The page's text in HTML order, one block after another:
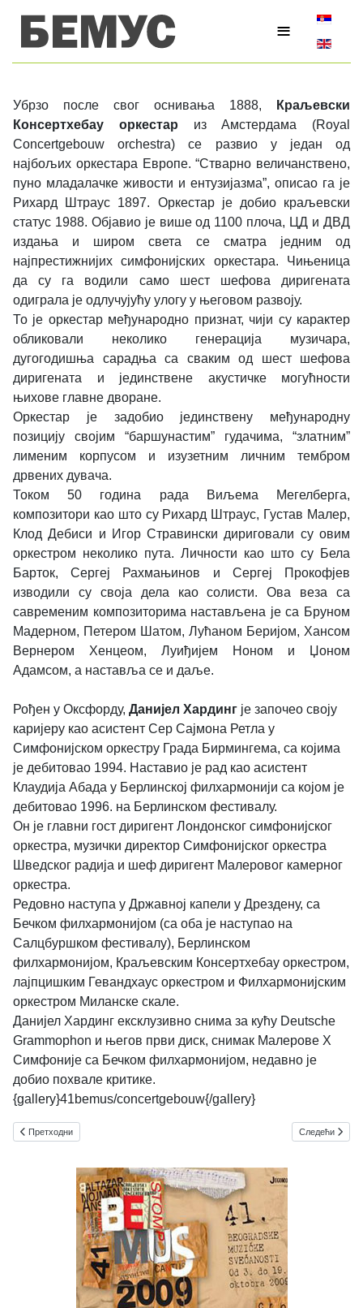
≡
Убрзо после свог оснивања 1888,
Краљевски
Консертхебау оркестар из Амстердама (Royal
Concertgebouw orchestra) се развио у један од
најбољих оркестара Европе. “Стварно величанствено,
пуно младалачке живости и ентузијазма”, описао га је
Рихард Штраус 1897. Оркестар је добио краљевски
статус 1988. Објавио је више од 1100 плоча, ЦД и ДВД
издања и широм света се сматра једним од
најпрестижнијих симфонијских оркестара. Чињеница
да су га водили само шест шефова диригената
одиграла је одлучујућу улогу у његовом развоју.
То је оркестар међународно признат, чији су карактер
обликовали неколико генерација музичара,
дугогодишња сарадња са сваким од шест шефова
диригената и јединствене акустичке могућности
њихове главне дворане.
Оркестар је задобио јединствену међународну
позицију својим “баршунастим” гудачима, “златним”
лименим корпусом и изузетним личним тембром
дрвених дувача.
Током 50 година рада Виљема Мегелберга,
композитори као што су Рихард Штраус, Густав Малер,
Клод Дебиси и Игор Стравински дириговали су овим
оркестром неколико пута. Личности као што су Бела
Барток, Сергеј Рахмањинов и Сергеј Прокофјев
изводили су своја дела као солисти. Ова веза са
савременим композиторима настављена је са Бруном
Мадерном, Петером Шатом, Лућаном Беријом, Хансом
Вернером Хенцеом, Луиђијем Ноном и Џоном
Адамсом, а наставља се и даље.
Рођен у Оксфорду, Данијел Хардинг је започео своју
каријеру као асистент Сер Сајмона Ретла у
Симфонијском оркестру Града Бирмингема, са којима
је дебитовао 1994. Наставио је рад као асистент
Клаудија Абада у Берлинској филхармонији са којом је
дебитовао 1996. на Берлинском фестивалу.
Он је главни гост диригент Лондонског симфонијског
оркестра, музички директор Симфонијског оркестра
Шведског радија и шеф диригент Малеровог камерног
оркестра.
Редовно наступа у Државној капели у Дрездену, са
Бечком филхармонијом (са оба је наступао на
Салцбуршком фестивалу), Берлинском
филхармонијом, Краљевским Консертхебау оркестром,
лајпцишким Гевандхаус оркестром и Филхармонијским
оркестром Миланске скале.
Данијел Хардинг ексклузивно снима за кућу Deutsche
Grammophon и његов први диск, снимак Малерове X
Симфоније са Бечком филхармонијом, недавно је
добио похвале критике.
{gallery}41bemus/concertgebouw{/gallery}
Претходни чланак: Љубица Марић - Стогодишњица рођења
Претходни Следећи
Следећи